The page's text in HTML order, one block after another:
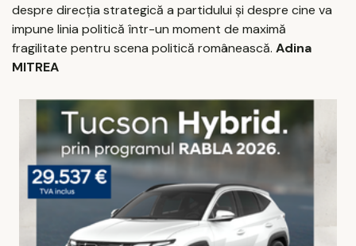
despre direcția strategică a partidului și despre cine va
impune linia politică într-un moment de maximă
fragilitate pentru scena politică românească. Adina
MITREA